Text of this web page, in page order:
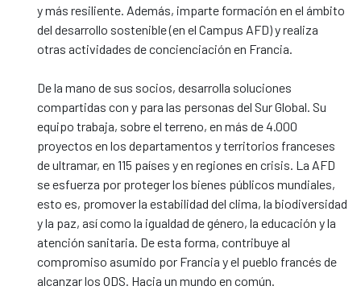
y más resiliente. Además, imparte formación en el ámbito
del desarrollo sostenible (en el Campus AFD) y realiza
otras actividades de concienciación en Francia.
De la mano de sus socios, desarrolla soluciones
compartidas con y para las personas del Sur Global. Su
equipo trabaja, sobre el terreno, en más de 4.000
proyectos en los departamentos y territorios franceses
de ultramar, en 115 países y en regiones en crisis. La AFD
se esfuerza por proteger los bienes públicos mundiales,
esto es, promover la estabilidad del clima, la biodiversidad
y la paz, así como la igualdad de género, la educación y la
atención sanitaria. De esta forma, contribuye al
compromiso asumido por Francia y el pueblo francés de
alcanzar los ODS. Hacia un mundo en común.